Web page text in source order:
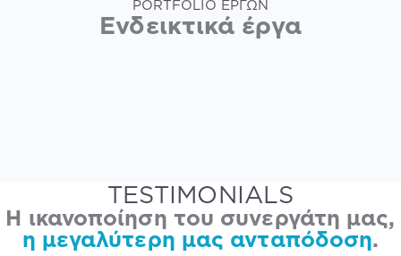
PORTFOLIO ΕΡΓΩΝ
Ενδεικτικά έργα
TESTIMONIALS
Η ικανοποίηση του συνεργάτη μας,
η μεγαλύτερη μας ανταπόδοση.